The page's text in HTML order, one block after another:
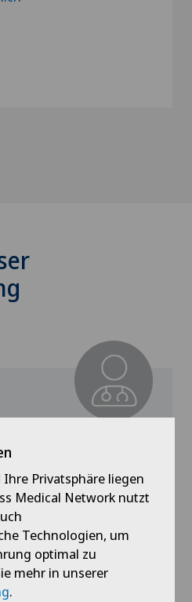
Privatsphäre liegen
Medical Network nutzt
Technologien, um
optimal zu
mehr in unserer
.